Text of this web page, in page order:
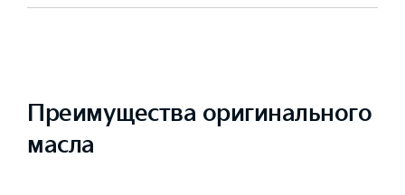
Преимущества оригинального
масла